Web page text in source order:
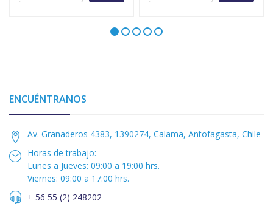
ENCUÉNTRANOS
Av. Granaderos 4383, 1390274, Calama, Antofagasta, Chile
Horas de trabajo:
Lunes a Jueves: 09:00 a 19:00 hrs.
Viernes: 09:00 a 17:00 hrs.
+ 56 55 (2) 248202